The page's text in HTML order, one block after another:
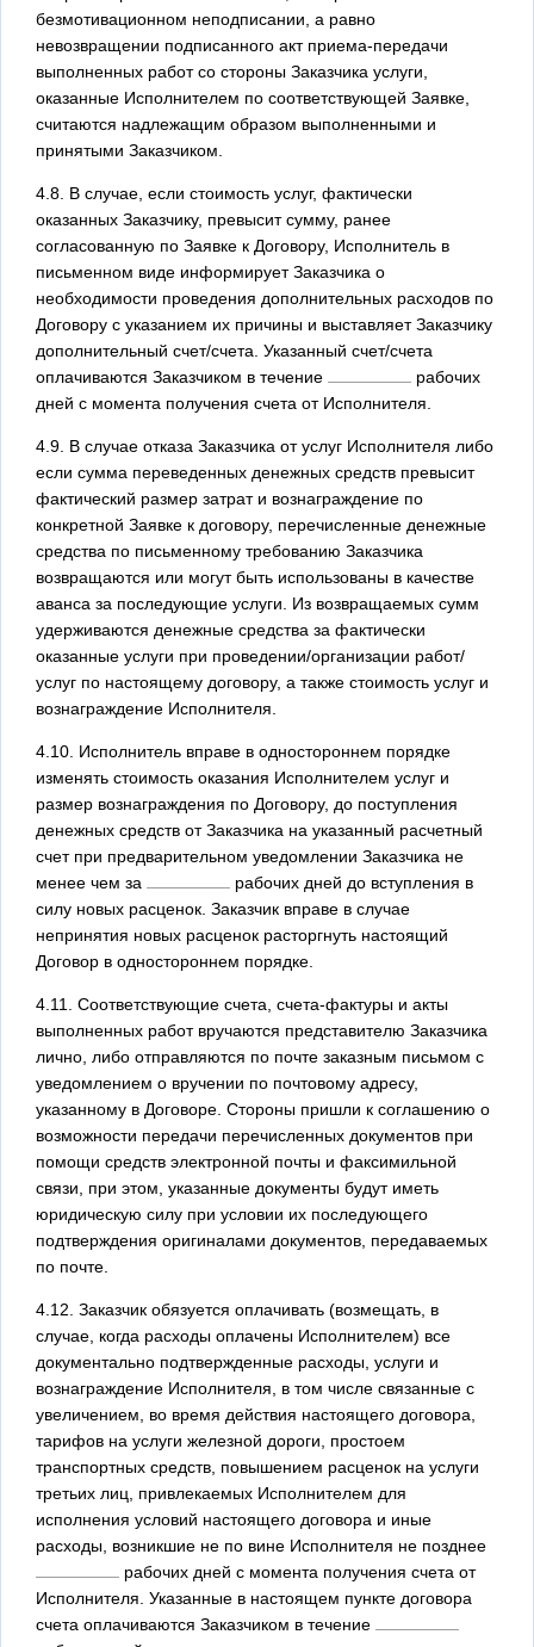
безмотивационном неподписании, а равно
невозвращении подписанного акт приема-передачи
выполненных работ со стороны Заказчика услуги,
оказанные Исполнителем по соответствующей Заявке,
считаются надлежащим образом выполненными и
принятыми Заказчиком.
4.8. В случае, если стоимость услуг, фактически
оказанных Заказчику, превысит сумму, ранее
согласованную по Заявке к Договору, Исполнитель в
письменном виде информирует Заказчика о
необходимости проведения дополнительных расходов по
Договору с указанием их причины и выставляет Заказчику
дополнительный счет/счета. Указанный счет/счета
оплачиваются Заказчиком в течение
рабочих
дней с момента получения счета от Исполнителя.
4.9. В случае отказа Заказчика от услуг Исполнителя либо
если сумма переведенных денежных средств превысит
фактический размер затрат и вознаграждение по
конкретной Заявке к договору, перечисленные денежные
средства по письменному требованию Заказчика
возвращаются или могут быть использованы в качестве
аванса за последующие услуги. Из возвращаемых сумм
удерживаются денежные средства за фактически
оказанные услуги при проведении/организации работ/
услуг по настоящему договору, а также стоимость услуг и
вознаграждение Исполнителя.
4.10. Исполнитель вправе в одностороннем порядке
изменять стоимость оказания Исполнителем услуг и
размер вознаграждения по Договору, до поступления
денежных средств от Заказчика на указанный расчетный
счет при предварительном уведомлении Заказчика не
менее чем за
рабочих дней до вступления в
силу новых расценок. Заказчик вправе в случае
непринятия новых расценок расторгнуть настоящий
Договор в одностороннем порядке.
4.11. Соответствующие счета, счета-фактуры и акты
выполненных работ вручаются представителю Заказчика
лично, либо отправляются по почте заказным письмом с
уведомлением о вручении по почтовому адресу,
указанному в Договоре. Стороны пришли к соглашению о
возможности передачи перечисленных документов при
помощи средств электронной почты и факсимильной
связи, при этом, указанные документы будут иметь
юридическую силу при условии их последующего
подтверждения оригиналами документов, передаваемых
по почте.
4.12. Заказчик обязуется оплачивать (возмещать, в
случае, когда расходы оплачены Исполнителем) все
документально подтвержденные расходы, услуги и
вознаграждение Исполнителя, в том числе связанные с
увеличением, во время действия настоящего договора,
тарифов на услуги железной дороги, простоем
транспортных средств, повышением расценок на услуги
третьих лиц, привлекаемых Исполнителем для
исполнения условий настоящего договора и иные
расходы, возникшие не по вине Исполнителя не позднее
рабочих дней с момента получения счета от
Исполнителя. Указанные в настоящем пункте договора
счета оплачиваются Заказчиком в течение